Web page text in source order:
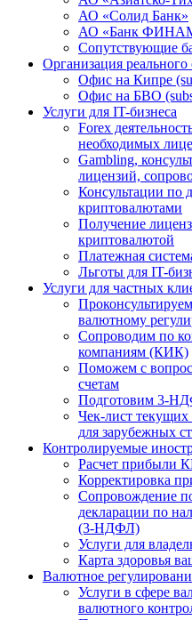
АО «Солид Банк»
АО «Банк
Сопутствующие
Организация
Офис на Кипре
Офис на БВО
Услуги для IT-бизнеса
Forex
необходимых
Gambling,
лицензий,
Консультации по
криптовалютами
Получение
криптовалютой
Платежная
Льготы для IT-
Услуги для частных
валютному
Сопроводим по
компаниям (КИК)
Поможем с
счетам
Подготовим 3-
Чек-лист
для зарубежных
Контролируемые
Расчет прибыли
Корректировка
Сопровождение
декларации по
(3-НДФЛ)
Услуги для
Карта здоровья
Валютное
Услуги в сфере
валютного